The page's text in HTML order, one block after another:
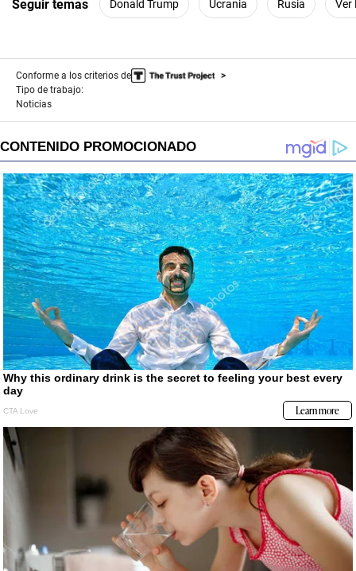
Seguir temas Donald Trump Ucrania Rusia Ver
Conforme a los criterios de
Tipo de trabajo:
Noticias